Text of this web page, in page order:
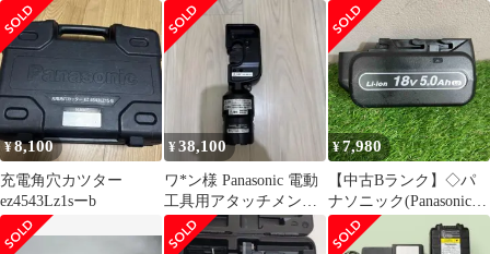
EZ9L54 2個 池1個
¥8,100
充電角穴カツター
ez4543Lz1sーb
¥38,100
ワ*ン様 Panasonic 電動
工具用アタッチメント
本体EZ9HX503
¥7,980
【中古Bランク】◇パ
ナソニック(Panasonic)
リチウムイオンバッテ
リー 18V/5.0Ah